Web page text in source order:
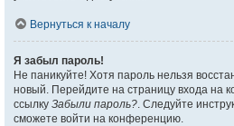
Вернуться к началу
Я забыл пароль!
Не паникуйте! Хотя пароль нельзя
новый. Перейдите на страницу входа на
ссылку Забыли пароль?. Следуйте
сможете войти на конференцию.